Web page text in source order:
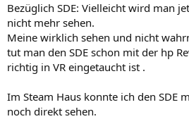
Bezüglich SDE: Vielleicht wird man
nicht mehr sehen.
Meine wirklich sehen und nicht
tut man den SDE schon mit der hp
richtig in VR eingetaucht ist .
Im Steam Haus konnte ich den SDE
noch direkt sehen.